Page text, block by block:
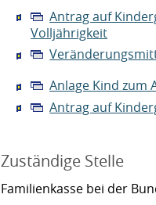
Antrag auf
Volljährigkeit
Anlage Kind zum
Antrag auf
Zuständige Stelle
Familienkasse bei der